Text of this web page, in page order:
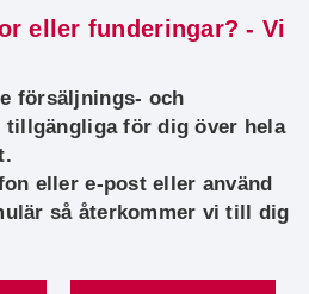
eller funderingar? - Vi
försäljnings- och
för dig över hela
eller e-post eller använd
så återkommer vi till dig